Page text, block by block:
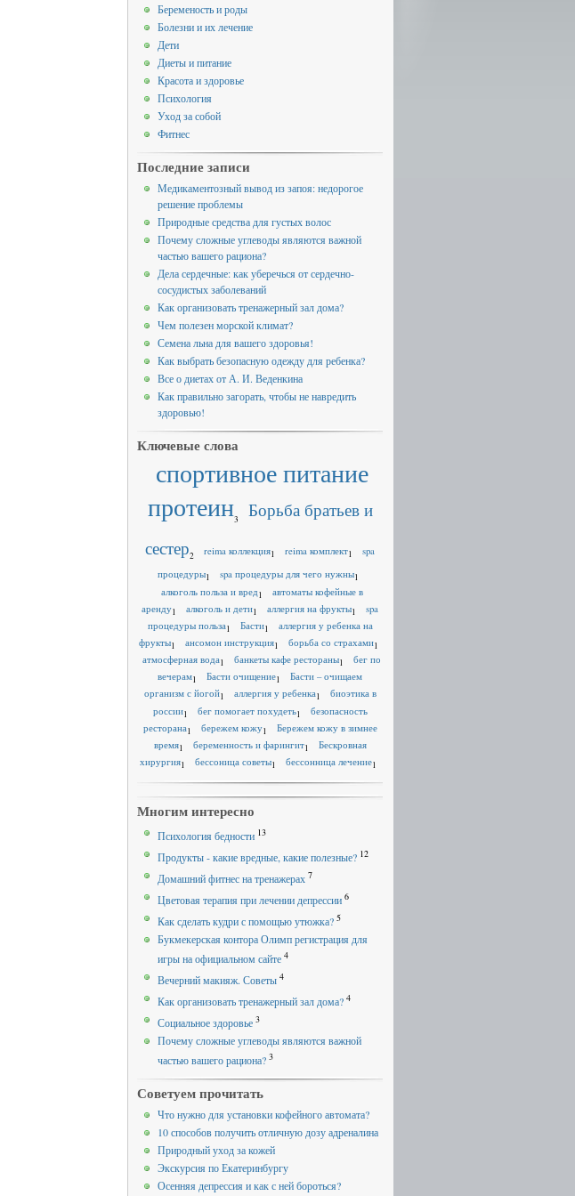
Беременость и роды
Болезни и их лечение
Дети
Диеты и питание
Красота и здоровье
Психология
Уход за собой
Фитнес
Последние записи
Медикаментозный вывод из запоя: недорогое
решение проблемы
Природные средства для густых волос
Почему сложные углеводы являются важной
частью вашего рациона?
Дела сердечные: как уберечься от сердечно-
сосудистых заболеваний
Как организовать тренажерный зал дома?
Чем полезен морской климат?
Семена льна для вашего здоровья!
Как выбрать безопасную одежду для ребенка?
Все о диетах от А. И. Веденкина
Как правильно загорать, чтобы не навредить
здоровью!
Ключевые слова
спортивное питание
протеин3
Борьба братьев и
сестер2 reima коллекция1 reima комплект1
spa
процедуры1 spa процедуры для чего нужны1
алкоголь польза и вред1
автоматы кофейные в
аренду1 алкоголь и дети1 аллергия на фрукты1
spa
процедуры польза1 Басти1
аллергия у ребенка на
фрукты1 ансомон инструкция1 борьба со страхами1
атмосферная вода1 банкеты кафе рестораны1
бег по
вечерам1 Басти очищение1
Басти – очищаем
организм с йогой1 аллергия у ребенка1
биоэтика в
россии1 бег помогает похудеть1
безопасность
ресторана1 бережем кожу1
Бережем кожу в зимнее
время1 беременность и фарингит1
Бескровная
хирургия1 бессоница советы1 бессонница лечение1
Многим интересно
Психология бедности 13
Продукты - какие вредные, какие полезные? 12
Домашний фитнес на тренажерах 7
Цветовая терапия при лечении депрессии 6
Как сделать кудри с помощью утюжка? 5
Букмекерская контора Олимп регистрация для
игры на официальном сайте 4
Вечерний макияж. Советы 4
Как организовать тренажерный зал дома? 4
Социальное здоровье 3
Почему сложные углеводы являются важной
частью вашего рациона? 3
Советуем прочитать
Что нужно для установки кофейного автомата?
10 способов получить отличную дозу адреналина
Природный уход за кожей
Экскурсия по Екатеринбургу
Осенняя депрессия и как с ней бороться?